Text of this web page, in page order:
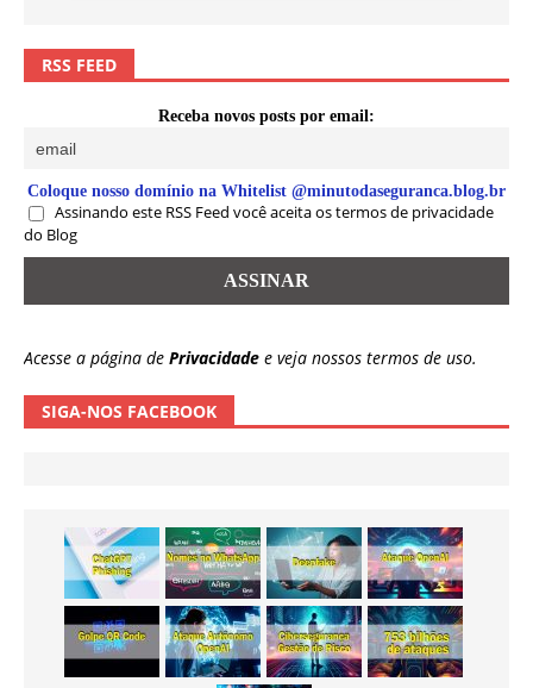
RSS FEED
Receba novos posts por email:
Coloque nosso domínio na Whitelist @minutodaseguranca.blog.br
Assinando este RSS Feed você aceita os termos de privacidade
do Blog
Acesse a página de Privacidade e veja nossos termos de uso.
SIGA-NOS FACEBOOK